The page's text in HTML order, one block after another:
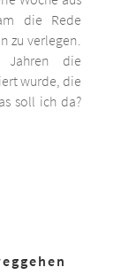
die Rede
zu verlegen.
die
wurde, die
soll ich da?